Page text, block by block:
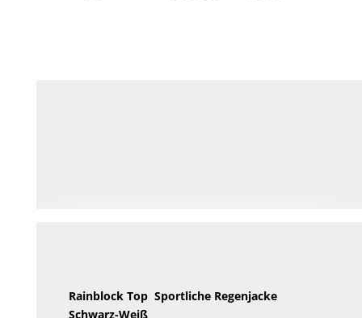
Rainblock Top Sportliche Regenjacke
Schwarz-Weiß